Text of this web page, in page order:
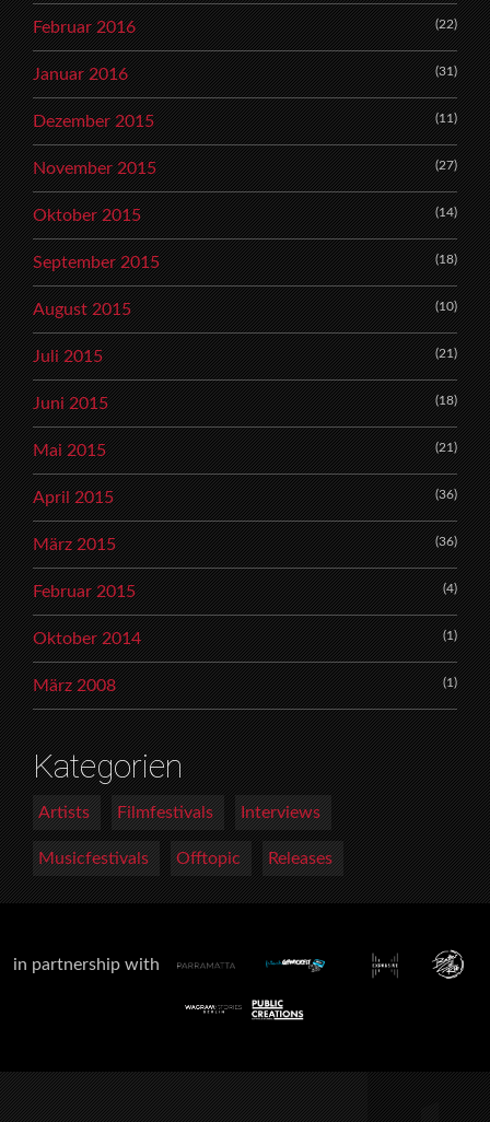
Februar 2016 (22)
Januar 2016 (31)
Dezember 2015 (11)
November 2015 (27)
Oktober 2015 (14)
September 2015 (18)
August 2015 (10)
Juli 2015 (21)
Juni 2015 (18)
Mai 2015 (21)
April 2015 (36)
März 2015 (36)
Februar 2015 (4)
Oktober 2014 (1)
März 2008 (1)
Kategorien
Artists Filmfestivals Interviews
Musicfestivals Offtopic Releases
in partnership with